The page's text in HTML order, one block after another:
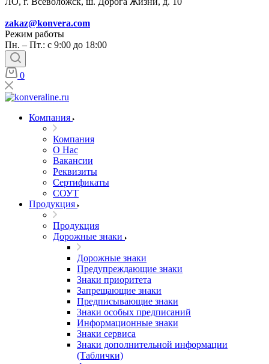
zakaz@konvera.com
Режим работы
Пн. – Пт.: с 9:00 до 18:00
0
Компания
Компания
О Нас
Вакансии
Реквизиты
Сертификаты
СОУТ
Продукция
Продукция
Дорожные знаки
Дорожные знаки
Предупреждающие знаки
Знаки приоритета
Запрещающие знаки
Предписывающие знаки
Знаки особых предписаний
Информационные знаки
Знаки сервиса
Знаки дополнительной информации
(Таблички)